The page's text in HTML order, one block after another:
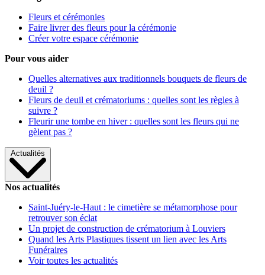
Fleurs et cérémonies
Faire livrer des fleurs pour la cérémonie
Créer votre espace cérémonie
Pour vous aider
Quelles alternatives aux traditionnels bouquets de fleurs de
deuil ?
Fleurs de deuil et crématoriums : quelles sont les règles à
suivre ?
Fleurir une tombe en hiver : quelles sont les fleurs qui ne
gèlent pas ?
Actualités
Nos actualités
Saint-Juéry-le-Haut : le cimetière se métamorphose pour
retrouver son éclat
Un projet de construction de crématorium à Louviers
Quand les Arts Plastiques tissent un lien avec les Arts
Funéraires
Voir toutes les actualités